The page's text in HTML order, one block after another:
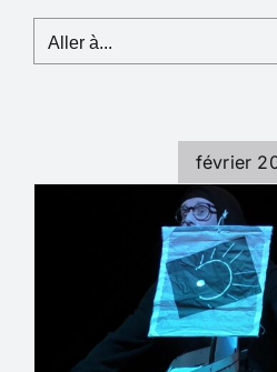
Aller à...
février